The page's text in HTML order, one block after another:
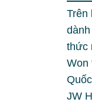
Trên
thức
Won
JW